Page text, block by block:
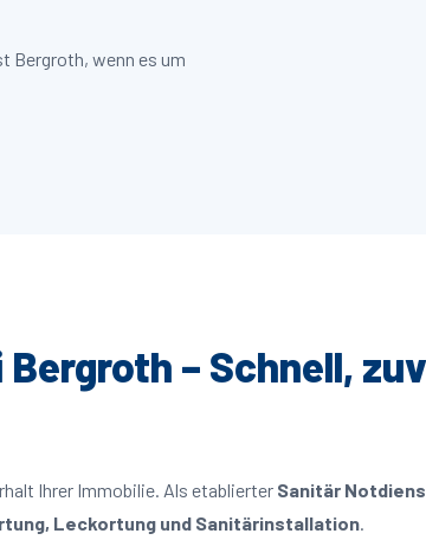
Bergroth, wenn es um
– Schnell,
Ihrer Immobilie. Als etablierter Sanitär
Leckortung und Sanitärinstallation.